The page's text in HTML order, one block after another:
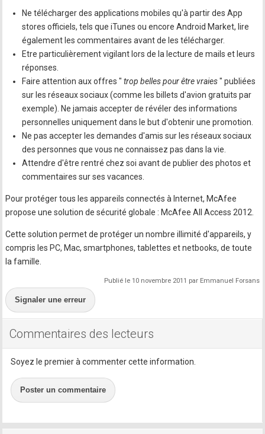
Ne télécharger des applications mobiles qu'à partir des App
stores officiels, tels que iTunes ou encore Android Market, lire
également les commentaires avant de les télécharger.
Etre particulièrement vigilant lors de la lecture de mails et leurs
réponses.
Faire attention aux offres " trop belles pour être vraies" publiées
sur les réseaux sociaux (comme les billets d'avion gratuits par
exemple). Ne jamais accepter de révéler des informations
personnelles uniquement dans le but d'obtenir une promotion.
Ne pas accepter les demandes d'amis sur les réseaux sociaux
des personnes que vous ne connaissez pas dans la vie.
Attendre d'être rentré chez soi avant de publier des photos et
commentaires sur ses vacances.
Pour protéger tous les appareils connectés à Internet, McAfee
propose une solution de sécurité globale : McAfee All Access 2012.
Cette solution permet de protéger un nombre illimité d'appareils, y
compris les PC, Mac, smartphones, tablettes et netbooks, de toute
la famille.
Publié le 10 novembre 2011 par Emmanuel Forsans
Signaler une erreur
Commentaires des lecteurs
Soyez le premier à commenter cette information.
Poster un commentaire